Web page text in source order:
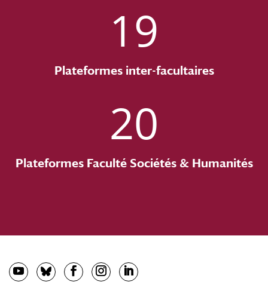
19
Plateformes inter-facultaires
20
Plateformes Faculté Sociétés & Humanités